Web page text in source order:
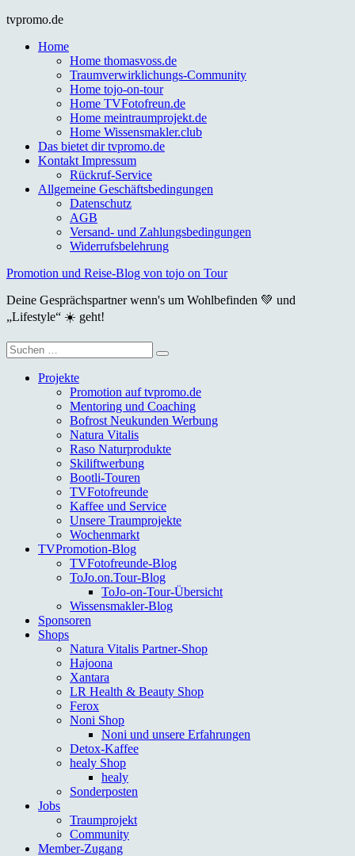
Skip
content
tvpromo.de
Home
Home thomasvoss.de
Traumverwirklichungs-Community
Home tojo-on-tour
Home TVFotofreun.de
Home meintraumprojekt.de
Home Wissensmakler.club
Das bietet dir tvpromo.de
Kontakt Impressum
Rückruf-Service
Allgemeine Geschäftsbedingungen
Datenschutz
AGB
Versand- und Zahlungsbedingungen
Widerrufsbelehrung
Promotion und Reise-Blog von tojo on Tour
Deine Gesprächspartner wenn's um Wohlbefinden 💚 und
„Lifestyle“ ☀️ geht!
Suche
nach:
Projekte
Promotion auf tvpromo.de
Mentoring und Coaching
Bofrost Neukunden Werbung
Natura Vitalis
Raso Naturprodukte
Skiliftwerbung
Bootli-Touren
TVFotofreunde
Kaffee und Service
Unsere Traumprojekte
Wochenmarkt
TVPromotion-Blog
TVFotofreunde-Blog
ToJo.on.Tour-Blog
ToJo-on-Tour-Übersicht
Wissensmakler-Blog
Sponsoren
Shops
Natura Vitalis Partner-Shop
Hajoona
Xantara
LR Health & Beauty Shop
Ferox
Noni Shop
Noni und unsere Erfahrungen
Detox-Kaffee
healy Shop
healy
Sonderposten
Jobs
Traumprojekt
Community
Member-Zugang